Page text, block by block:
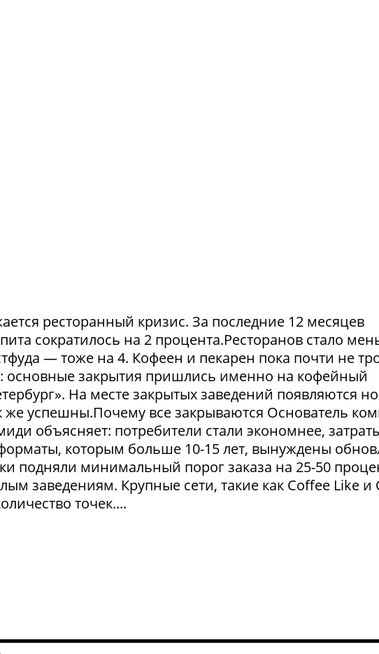
ресторанный кризис. За последние 12 месяцев
сократилось на 2 процента.Ресторанов стало
— тоже на 4. Кофеен и пекарен пока почти не
основные закрытия пришлись именно на кофейный
На месте закрытых заведений появляются
же успешны.Почему все закрываются Основатель
объясняет: потребители стали экономнее,
которым больше 10-15 лет, вынуждены
подняли минимальный порог заказа на 25-50
заведениям. Крупные сети, такие как Coffee Like и
точек....